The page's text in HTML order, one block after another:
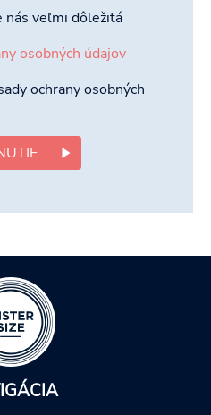
nás veľmi dôležitá
osobných údajov
ochrany osobných